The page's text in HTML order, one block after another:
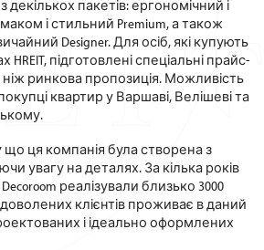
декількох пакетів: ергономічний і
і стильний Premium, а також
Designer. Для осіб, які купують
підготовлені спеціальні прайс-
ніж ринкова пропозиція. Можливість
квартир у Варшаві, Велішеві та
що ця компанія була створена з
увагу на деталях. За кілька років
реалізували близько 3000
клієнтів проживає в даний
і ідеально оформлених